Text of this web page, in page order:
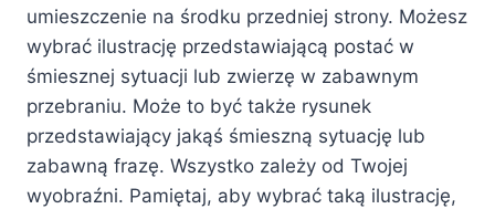
umieszczenie na środku przedniej strony. Możesz
wybrać ilustrację przedstawiającą postać w
śmiesznej sytuacji lub zwierzę w zabawnym
przebraniu. Może to być także rysunek
przedstawiający jakąś śmieszną sytuację lub
zabawną frazę. Wszystko zależy od Twojej
wyobraźni. Pamiętaj, aby wybrać taką ilustrację,